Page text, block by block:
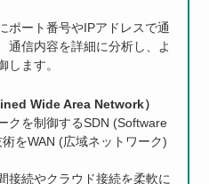
ポート番号やIPアドレスで通
通信内容を詳細に分析し、よ
します。
Wide Area Network）
クを制御するSDN (Software
をWAN (広域ネットワーク)
接続やクラウド接続を柔軟に